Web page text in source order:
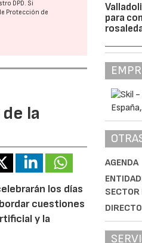
DPD. Si
Protección de
la
los días
cuestiones
y la
para
AGENDA
SECTOR